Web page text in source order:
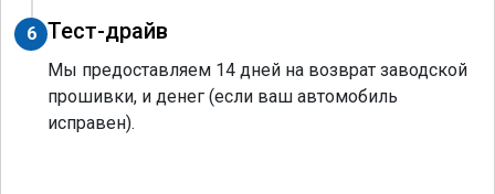
6 Тест-драйв
Мы предоставляем 14 дней на возврат заводской
прошивки, и денег (если ваш автомобиль
исправен).